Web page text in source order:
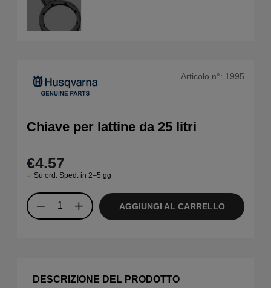
Articolo n°: 1995
Chiave per lattine da 25 litri
€4.57
Su ord. Sped. in 2–5 gg
AGGIUNGI AL CARRELLO
DESCRIZIONE DEL PRODOTTO